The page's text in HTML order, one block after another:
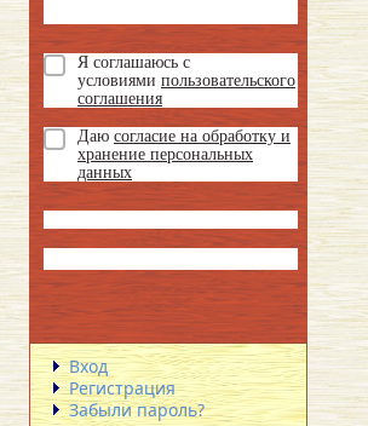
Я соглашаюсь с
условиями пользовательского
соглашения
Даю согласие на обработку и
хранение персональных
данных
Вход
Регистрация
Забыли пароль?